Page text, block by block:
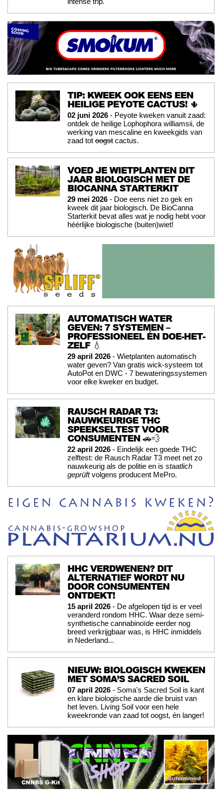
TIP: KWEEK OOK EENS EEN
HEILIGE PEYOTE CACTUS! 🌵
02 juni 2026 - Peyote kweken vanuit zaad:
ontdek de heilige Lophophora williamsii, de
werking van mescaline en kweekgids van
zaad tot oogst cactus.
VOED JE WIETPLANTEN DIT
JAAR BIOLOGISCH MET DE
BIOCANNA STARTERKIT
29 mei 2026 - Doe eens niet zo gek en
kweek dit jaar biologisch. De BioCanna
Starterkit bevat alles wat je nodig hebt voor
héérlijke biologische (buiten)wiet!
AUTOMATISCH WATER
GEVEN: 7 SYSTEMEN –
PROFESSIONEEL ÉN DOE-HET-
ZELF 💧
29 april 2026 - Wietplanten automatisch
water geven? Van gratis wick-systeem tot
AutoPot en DWC - 7 bewateringssystemen
voor elke kweker en budget.
RAUSCH RADAR T3:
NAUWKEURIGE THC
SPEEKSELTEST VOOR
CONSUMENTEN 🚗💨
22 april 2026 - Eindelijk een goede THC
zelftest: de Rausch Radar T3 meet net zo
nauwkeurig als de politie en is staatlich
geprüftvolgens producent MePro.
HHC VERDWENEN? DIT
ALTERNATIEF WORDT NU
DOOR CONSUMENTEN
ONTDEKT!
15 april 2026 - De afgelopen tijd is er veel
veranderd rondom HHC. Waar deze semi-
synthetische cannabinoïde eerder nog
breed verkrijgbaar was, is HHC inmiddels
in Nederland...
NIEUW: BIOLOGISCH KWEKEN
MET SOMA’S SACRED SOIL
07 april 2026 - Soma's Sacred Soil is kant
en klare biologische aarde die bruist van
het leven. Living Soil voor een hele
kweekronde van zaad tot oogst, én langer!